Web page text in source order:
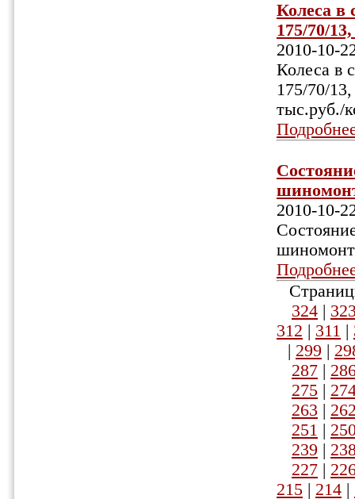
Колеса в
175/70/
2010-10-
Колеса в
175/70/
тыс.руб./
2010-10-
324 |
312 | 311 |
| 299 |
287 |
275 |
263 |
251 |
239 |
227 |
215 | 214 |